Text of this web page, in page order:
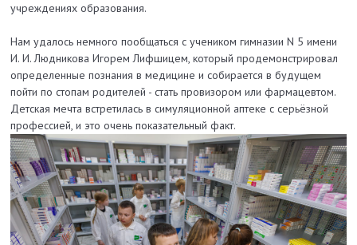
учреждениях образования.
Нам удалось немного пообщаться с учеником гимназии N 5 имени
И. И. Людникова Игорем Лифшицем, который продемонстрировал
определенные познания в медицине и собирается в будущем
пойти по стопам родителей - стать провизором или фармацевтом.
Детская мечта встретилась в симуляционной аптеке с серьёзной
профессией, и это очень показательный факт.